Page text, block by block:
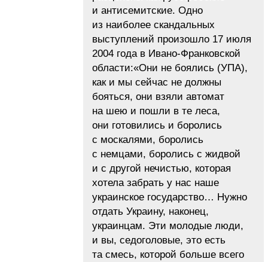
и антисемитские. Одно
из наиболее скандальных
выступлений произошло 17 июля
2004 года в Ивано-Франковской
области:«Они не боялись (УПА),
как и мы сейчас не должны
бояться, они взяли автомат
на шею и пошли в те леса,
они готовились и боролись
с москалями, боролись
с немцами, боролись с жидвой
и с другой нечистью, которая
хотела забрать у нас наше
украинское государство… Нужно
отдать Украину, наконец,
украинцам. Эти молодые люди,
и вы, седоголовые, это есть
та смесь, которой больше всего